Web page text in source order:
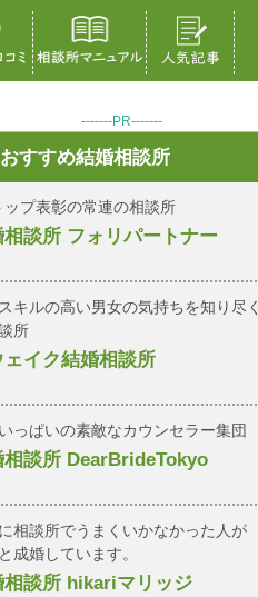
-------PR-------
おすすめ結婚相談所
ップ表彰の常連の相談所
相談所 フォリパートナー
キルの高い男女の気持ちを知り尽く
所
ェイク結婚相談所
っぱいの素敵なカウンセラー集団
相談所 DearBrideTokyo
相談所でうまくいかなかった人が
成婚しています。
相談所 hikariマリッジ